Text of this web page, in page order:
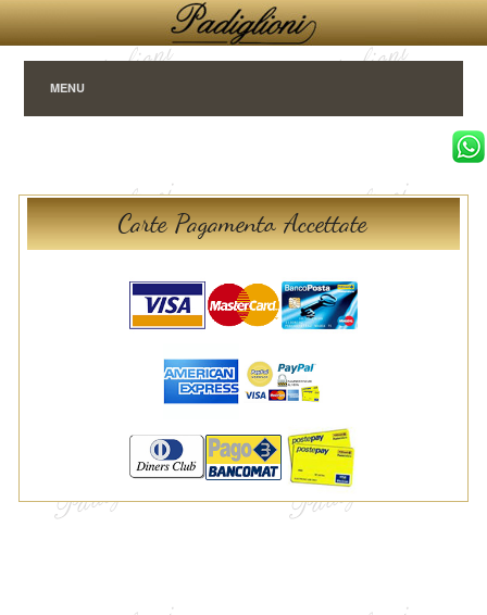
MENU
Carte Pagamento Accettate